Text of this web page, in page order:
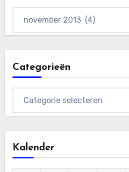
Categorieën
Kalender